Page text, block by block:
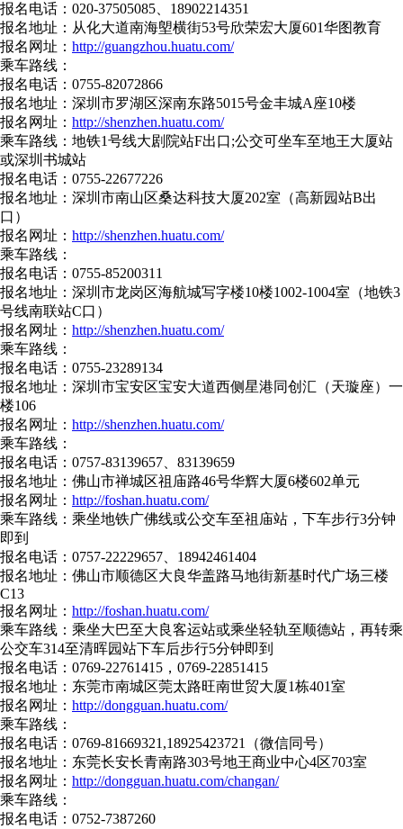
报名电话：020-37505085、18902214351
报名地址：从化大道南海塱横街53号欣荣宏大厦601华图教育
报名网址： http://guangzhou.huatu.com/
乘车路线：
报名电话：0755-82072866
报名地址：深圳市罗湖区深南东路5015号金丰城A座10楼
报名网址： http://shenzhen.huatu.com/
乘车路线：地铁1号线大剧院站F出口;公交可坐车至地王大厦站
或深圳书城站
报名电话：0755-22677226
报名地址：深圳市南山区桑达科技大厦202室（高新园站B出
口）
报名网址： http://shenzhen.huatu.com/
乘车路线：
报名电话：0755-85200311
报名地址：深圳市龙岗区海航城写字楼10楼1002-1004室（地铁3
号线南联站C口）
报名网址： http://shenzhen.huatu.com/
乘车路线：
报名电话：0755-23289134
报名地址：深圳市宝安区宝安大道西侧星港同创汇（天璇座）一
楼106
报名网址： http://shenzhen.huatu.com/
乘车路线：
报名电话：0757-83139657、83139659
报名地址：佛山市禅城区祖庙路46号华辉大厦6楼602单元
报名网址： http://foshan.huatu.com/
乘车路线：乘坐地铁广佛线或公交车至祖庙站，下车步行3分钟
即到
报名电话：0757-22229657、18942461404
报名地址：佛山市顺德区大良华盖路马地街新基时代广场三楼
C13
报名网址： http://foshan.huatu.com/
乘车路线：乘坐大巴至大良客运站或乘坐轻轨至顺德站，再转乘
公交车314至清晖园站下车后步行5分钟即到
报名电话：0769-22761415，0769-22851415
报名地址：东莞市南城区莞太路旺南世贸大厦1栋401室
报名网址： http://dongguan.huatu.com/
乘车路线：
报名电话：0769-81669321,18925423721（微信同号）
报名地址：东莞长安长青南路303号地王商业中心4区703室
报名网址： http://dongguan.huatu.com/changan/
乘车路线：
报名电话：0752-7387260